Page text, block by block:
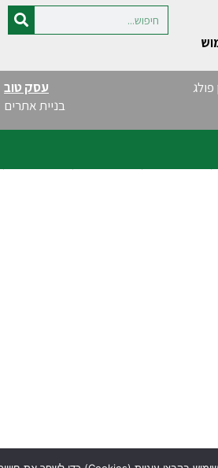
עסק טוב
בניית אתרים